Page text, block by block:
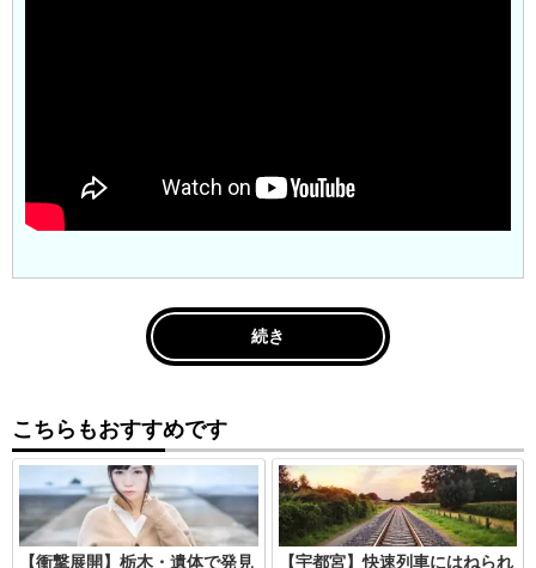
続き
こちらもおすすめです
【衝撃展開】栃木・遺体で発見 【宇都宮】快速列車にはねられ